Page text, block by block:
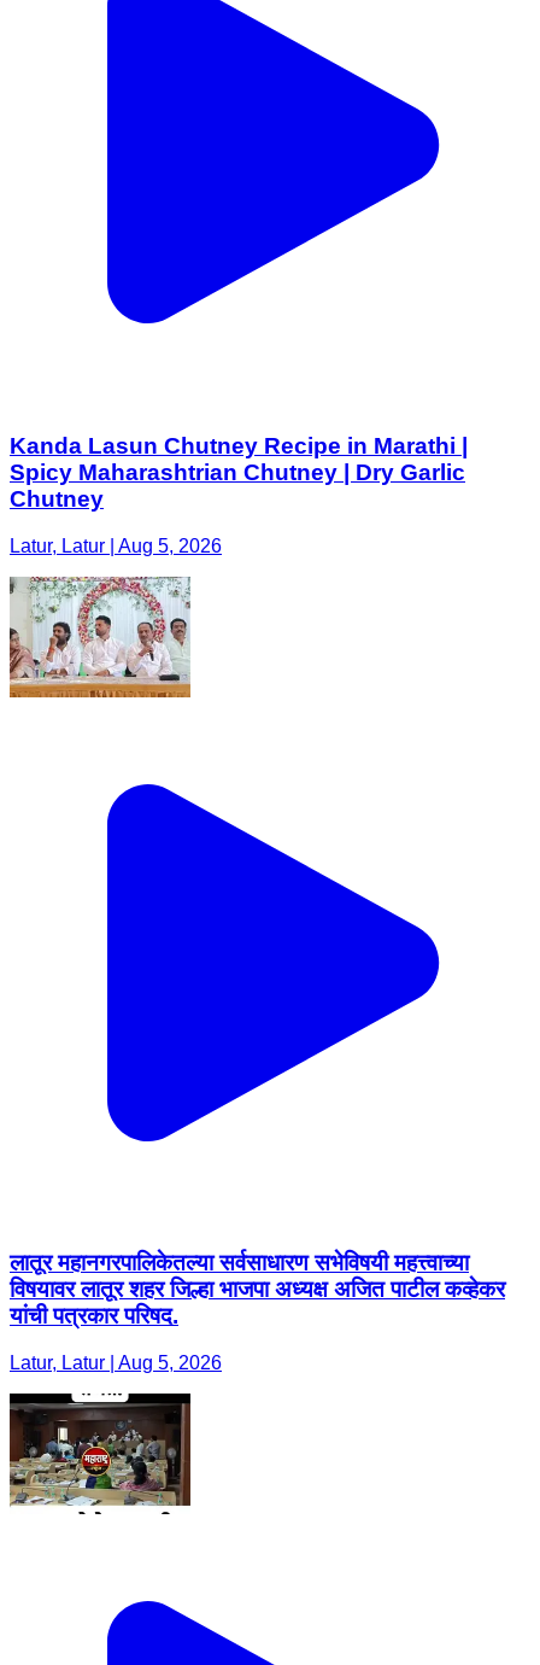
Kanda Lasun Chutney Recipe in Marathi |
Spicy Maharashtrian Chutney | Dry Garlic
Chutney
Latur, Latur | Aug 5, 2026
लातूर महानगरपालिकेतल्या सर्वसाधारण सभेविषयी महत्त्वाच्या
विषयावर लातूर शहर जिल्हा भाजपा अध्यक्ष अजित पाटील कव्हेकर
यांची पत्रकार परिषद.
Latur, Latur | Aug 5, 2026